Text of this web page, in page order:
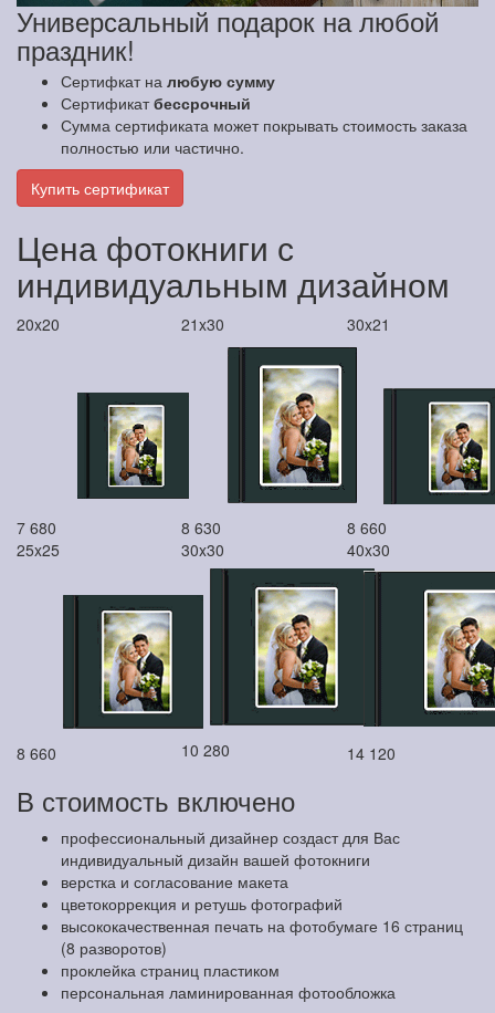
Универсальный подарок на любой
праздник!
Сертифкат на любую сумму
Сертификатбессрочный
Сумма сертификата может покрывать стоимость заказа
полностью или частично.
Купить сертификат
Цена фотокниги с
индивидуальным дизайном
20x20
7 680
21x30
8 630
30x21
8 660
25x25
8 660
30x30
10 280
40x30
14 120
В стоимость включено
профессиональный дизайнер создаст для Вас
индивидуальный дизайн вашей фотокниги
верстка и согласование макета
цветокоррекция и ретушь фотографий
высококачественная печать на фотобумаге 16 страниц
(8 разворотов)
проклейка страниц пластиком
персональная ламинированная фотообложка